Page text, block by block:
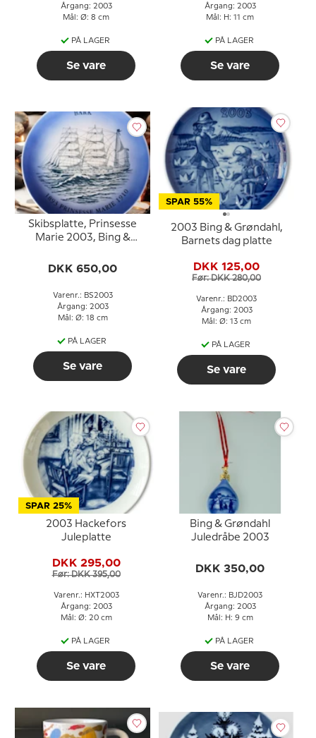
Årgang: 2003
Mål: Ø: 8 cm
PÅ LAGER
Se vare
Årgang: 2003
Mål: H: 11 cm
PÅ LAGER
Se vare
Skibsplatte, Prinsesse
Marie 2003, Bing &
DKK 650,00
Varenr.: BS2003
Årgang: 2003
Mål: Ø: 18 cm
PÅ LAGER
Se vare
SPAR 55%
2003 Bing & Grøndahl,
Barnets dag platte
DKK 125,00
Før: DKK 280,00
Varenr.: BD2003
Årgang: 2003
Mål: Ø: 13 cm
PÅ LAGER
Se vare
SPAR 25%
2003 Hackefors
Juleplatte
DKK 295,00
Før: DKK 395,00
Varenr.: HXT2003
Årgang: 2003
Mål: Ø: 20 cm
PÅ LAGER
Se vare
Bing & Grøndahl
Juledråbe 2003
DKK 350,00
Varenr.: BJD2003
Årgang: 2003
Mål: H: 9 cm
PÅ LAGER
Se vare